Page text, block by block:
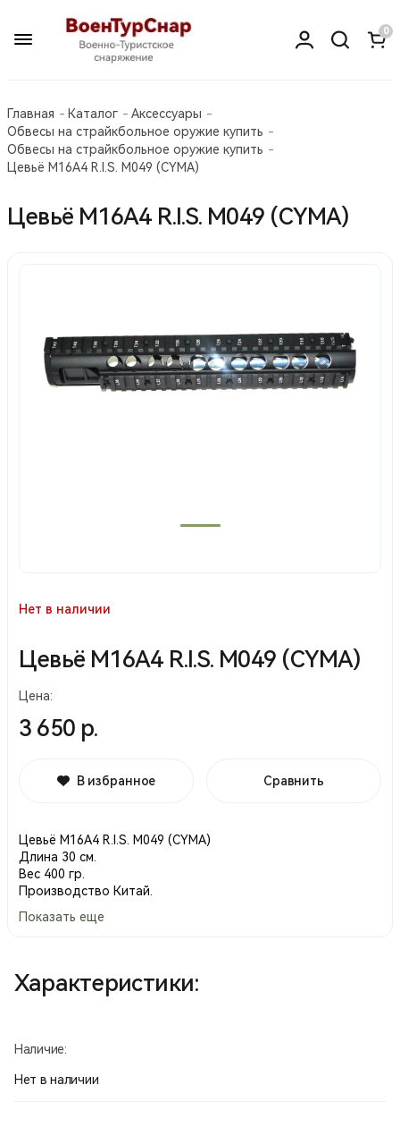
0
Главная Каталог
Аксессуары
Обвесы на страйкбольное оружие купить
Обвесы на страйкбольное оружие купить
Цевьё М16A4 R.I.S. М049 (CYMA)
Цевьё М16A4 R.I.S. М049 (CYMA)
Нет в наличии
Цевьё М16A4 R.I.S. М049 (CYMA)
Цена:
3 650 р.
В избранное Сравнить
Цевьё М16A4 R.I.S. М049 (CYMA)
Длина 30 см.
Вес 400 гр.
Производство Китай.
Показать еще
Характеристики:
Наличие:
Нет в наличии